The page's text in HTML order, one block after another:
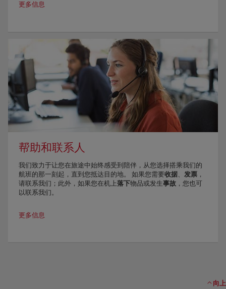
更多信息
帮助和联系人
我们致力于让您在旅途中始终感受到陪伴，从您选择搭乘我们的
航班的那一刻起，直到您抵达目的地。 如果您需要收据 发票 ，
请联系我们；此外，如果您在机上落下物品或发生事故 ，您也可
以联系我们。
更多信息
向上